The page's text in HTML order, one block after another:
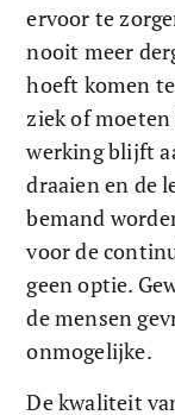
ervoor te
nooit meer
hoeft komen
ziek of
werking blijft
draaien en de
bemand
voor de
geen optie.
de mensen
onmogelijke.
De kwaliteit